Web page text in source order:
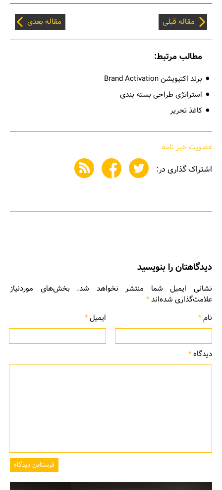
مقاله قبلی مقاله بعدی
مطالب مرتبط:
برند اکتیویشن Brand Activation
استراتژی طراحی بسته بندی
کاغذ تحریر
عضویت خبر نامه
اشتراک گذاری در:
دیدگاهتان را بنویسید
نشانی ایمیل شما منتشر نخواهد شد.
بخش‌های موردنیاز
علامت‌گذاری شده‌اند*
نام* ایمیل*
دیدگاه*